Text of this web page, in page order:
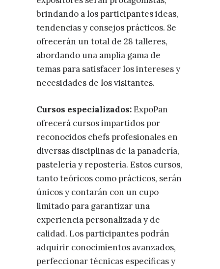
brindando a los participantes ideas,
tendencias y consejos prácticos. Se
ofrecerán un total de 28 talleres,
abordando una amplia gama de
temas para satisfacer los intereses y
necesidades de los visitantes.
Cursos especializados:ExpoPan
ofrecerá cursos impartidos por
reconocidos chefs profesionales en
diversas disciplinas de la panadería,
pastelería y repostería. Estos cursos,
tanto teóricos como prácticos, serán
únicos y contarán con un cupo
limitado para garantizar una
experiencia personalizada y de
calidad. Los participantes podrán
adquirir conocimientos avanzados,
perfeccionar técnicas específicas y